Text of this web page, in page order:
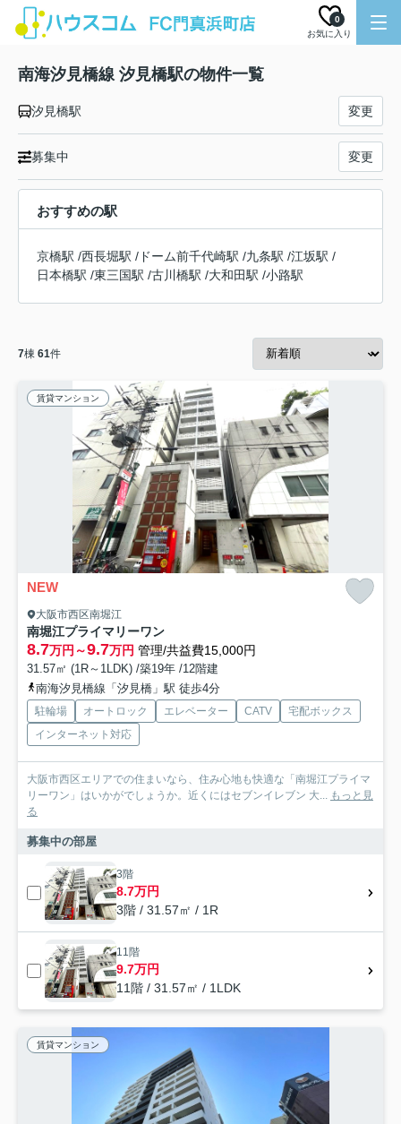
お気に入り
0
南海汐見橋線 汐見橋駅の物件一覧
汐見橋駅 変更
募集中 変更
おすすめの駅
京橋駅 /西長堀駅 / ドーム前千代崎駅 /九条駅 /江坂駅 /
日本橋駅 /東三国駅 /古川橋駅 /大和田駅 /小路駅
7棟 61件
賃貸マンション
NEW
大阪市西区南堀江
南堀江プライマリーワン
8.7万円～9.7万円 管理/共益費15,000円
31.57㎡ (1R～1LDK) /築19年 /12階建
南海汐見橋線「汐見橋」駅 徒歩4分
駐輪場 オートロック エレベーター CATV
宅配ボックス
インターネット対応
大阪市西区エリアでの住まいなら、住み心地も快適な「南堀江プライマ
リーワン」はいかがでしょうか。近くにはセブンイレブン 大... もっと見
る
募集中の部屋
3階
8.7万円
3階 / 31.57㎡ / 1R
11階
9.7万円
11階 / 31.57㎡ / 1LDK
賃貸マンション